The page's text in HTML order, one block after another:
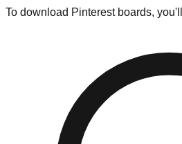
To download Pinterest boards,